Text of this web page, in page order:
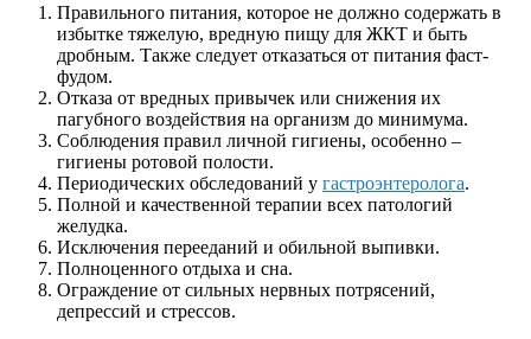
Правильного питания, которое не должно содержать в
избытке тяжелую, вредную пищу для ЖКТ и быть
дробным. Также следует отказаться от питания фаст-
фудом.
Отказа от вредных привычек или снижения их
пагубного воздействия на организм до минимума.
Соблюдения правил личной гигиены, особенно –
гигиены ротовой полости.
Периодических обследований у гастроэнтеролога.
Полной и качественной терапии всех патологий
желудка.
Исключения перееданий и обильной выпивки.
Полноценного отдыха и сна.
Ограждение от сильных нервных потрясений,
депрессий и стрессов.